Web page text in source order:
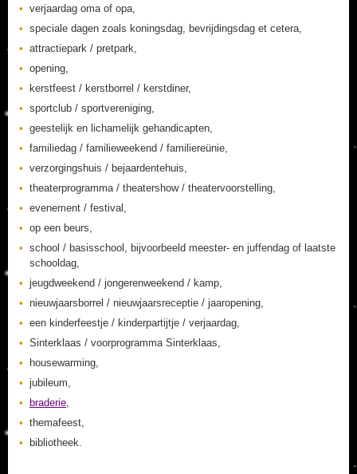
verjaardag oma of opa,
speciale dagen zoals koningsdag, bevrijdingsdag et cetera,
attractiepark / pretpark,
opening,
kerstfeest / kerstborrel / kerstdiner,
sportclub / sportvereniging,
geestelijk en lichamelijk gehandicapten,
familiedag / familieweekend / familiereünie,
verzorgingshuis / bejaardentehuis,
theaterprogramma / theatershow / theatervoorstelling,
evenement / festival,
op een beurs,
school / basisschool, bijvoorbeeld meester- en juffendag of laatste
schooldag,
jeugdweekend / jongerenweekend / kamp,
nieuwjaarsborrel / nieuwjaarsreceptie / jaaropening,
een kinderfeestje / kinderpartijtje / verjaardag,
Sinterklaas / voorprogramma Sinterklaas,
housewarming,
jubileum,
braderie,
themafeest,
bibliotheek.